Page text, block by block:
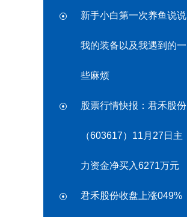
新手小白第一次养鱼说说
我的装备以及我遇到的一
些麻烦
股票行情快报：君禾股份
（603617）11月27日主
力资金净买入6271万元
君禾股份收盘上涨049%